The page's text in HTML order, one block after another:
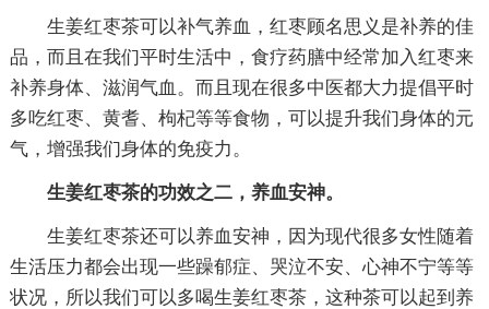
生姜红枣茶可以补气养血，红枣顾名思义是补养的佳
品，而且在我们平时生活中，食疗药膳中经常加入红枣来
补养身体、滋润气血。而且现在很多中医都大力提倡平时
多吃红枣、黄耆、枸杞等等食物，可以提升我们身体的元
气，增强我们身体的免疫力。
生姜红枣茶的功效之二，养血安神。
生姜红枣茶还可以养血安神，因为现代很多女性随着
生活压力都会出现一些躁郁症、哭泣不安、心神不宁等等
状况，所以我们可以多喝生姜红枣茶，这种茶可以起到养